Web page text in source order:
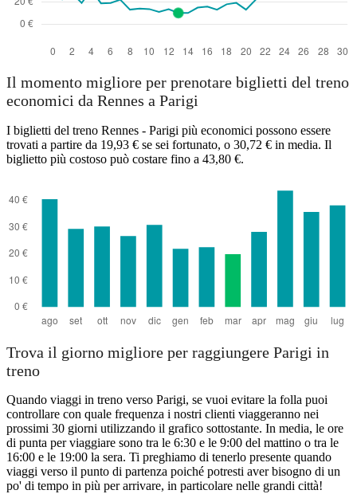
Il momento migliore per prenotare biglietti del treno
economici da Rennes a Parigi
I biglietti del treno Rennes - Parigi più economici possono essere
trovati a partire da 19,93 € se sei fortunato, o 30,72 € in media. Il
biglietto più costoso può costare fino a 43,80 €.
Trova il giorno migliore per raggiungere Parigi in
treno
Quando viaggi in treno verso Parigi, se vuoi evitare la folla puoi
controllare con quale frequenza i nostri clienti viaggeranno nei
prossimi 30 giorni utilizzando il grafico sottostante. In media, le ore
di punta per viaggiare sono tra le 6:30 e le 9:00 del mattino o tra le
16:00 e le 19:00 la sera. Ti preghiamo di tenerlo presente quando
viaggi verso il punto di partenza poiché potresti aver bisogno di un
po' di tempo in più per arrivare, in particolare nelle grandi città!